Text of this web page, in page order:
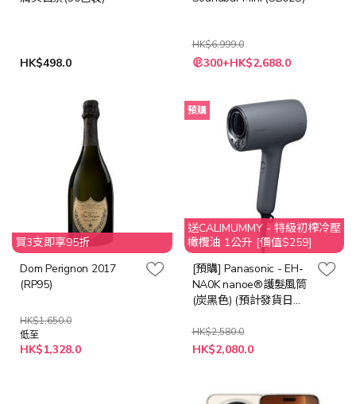
HK$498.0
HK$6,999.0
特
殊 300+HK$2,688.0
買3支即享95折
Dom Perignon 2017
(RP95)
HK$1,650.0
低至
HK$1,328.0
預購
送CALIMUMMY - 特級初榨冷壓
橄欖油 1公升 [價值$259]
[預購] Panasonic - EH-
NA0K nanoe®護髮風筒
(炭黑色) (預計發貨日期:
HK$2,580.0
特
殊
HK$2,080.0